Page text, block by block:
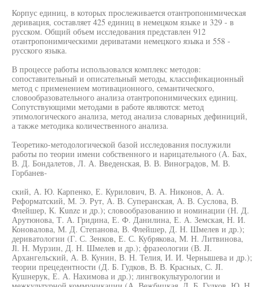
Корпус единиц, в которых прослеживается отантропонимическая
деривация, составляет 425 единиц в немецком языке и 329 - в
русском. Общий объем исследования представлен 912
отантропонимическими дериватами немецкого языка и 558 -
русского языка.
В процессе работы использовался комплекс методов:
сопоставительный и описательный методы, классификационный
метод с применением мотивационного, семантического,
словообразовательного анализа отантропонимических единиц.
Сопутствующими методами в работе являются: метод
этимологического анализа, метод анализа словарных дефиниций,
а также методика количественного анализа.
Теоретико-методологической базой исследования послужили
работы по теории имени собственного и нарицательного (А. Бах,
В. Д. Бондалетов, Л. А. Введенская, В. В. Виноградов, М. В.
Горбанев-
ский, А. Ю. Карпенко, Е. Курилович, В. А. Никонов, А. А.
Реформатский, М. Э. Рут, А. В. Суперанская, А. В. Суслова, В.
Флейшер, К. Kunze и др.); словообразованию и номинации (Н. Д.
Арутюнова, Т. А. Гридина, Е. Ф. Данилина, Е. А. Земская, Н. И.
Коновалова, М. Д. Степанова, В. Флейшер, Д. Н. Шмелев и др.);
дериватологии (Г. С. Зенков, Е. С. Кубрякова, М. Н. Литвинова,
Jl. Н. Мурзин, Д. Н. Шмелев и др.); фразеологии (В. JI.
Архангельский, А. В. Кунин, В. Н. Телия, И. И. Чернышева и др.);
теории прецедентности (Д. Б. Гудков, В. В. Красных, С. JI.
Кушнерук, Е. А. Нахимова и др.); лингвокультурологии и